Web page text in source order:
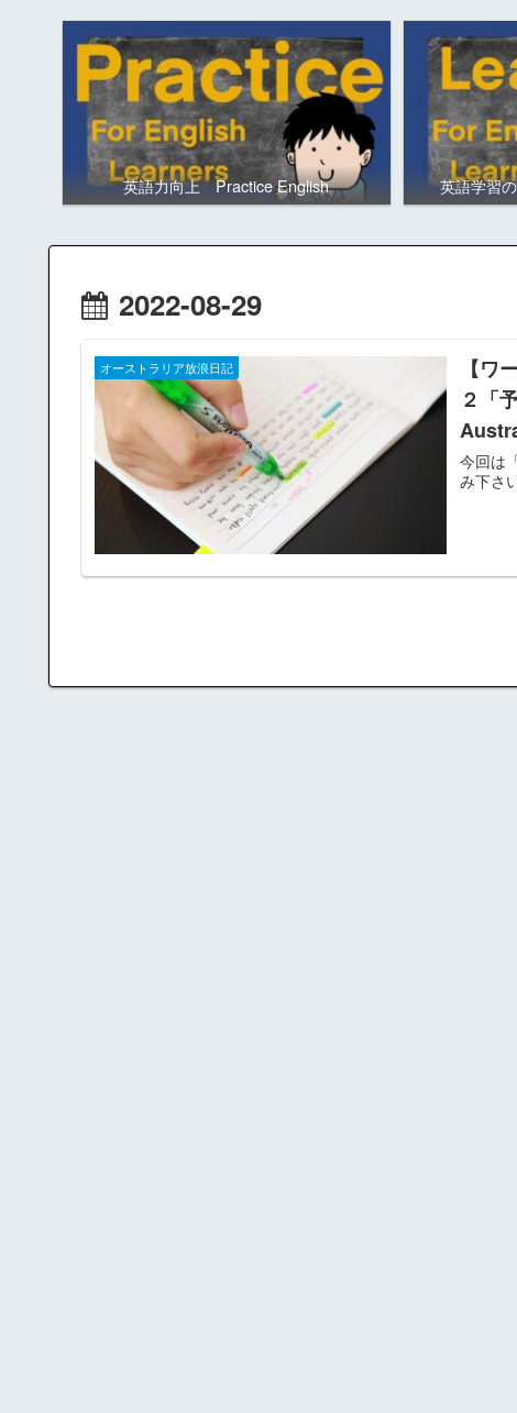
英語力向上 Practice English 英語学習
2022-08-29
オーストラリア放浪日記
【ワ
２「
今回は
み下さ